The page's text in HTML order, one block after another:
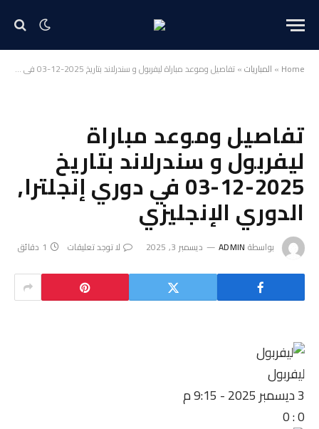
Home
» المباريات»تفاصيل وموعد مباراة ليفربول و سندرلاند بتاريخ 2025-12-03 في دوري إنجلترا, الدوري الإنجليزي
تفاصيل وموعد مباراة
ليفربول و سندرلاند بتاريخ
2025-12-03 في دوري إنجلترا,
الدوري الإنجليزي
بواسطة ADMIN ديسمبر 3, 2025 لا توجد تعليقات 1 دقائق
ليفربول
3 ديسمبر 2025
- 9:15 م
0
:
0